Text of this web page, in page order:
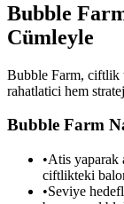
Bubble
Cümleyle
Bubble Farm, ciftlik
rahatlatici hem
Bubble Farm
•Atis yaparak
ciftlikteki
•Seviye